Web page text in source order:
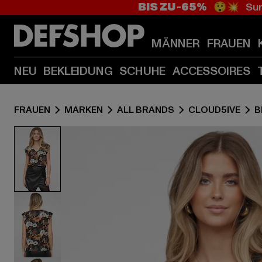
BIS ZU -65% 😲💥
MÄNNER FRAUEN
NEU BEKLEIDUNG SCHUHE ACCESSOIRES
FRAUEN MARKEN ALL BRANDS CLOUD5IVE